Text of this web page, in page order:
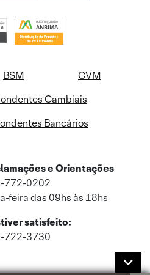
BSM
CVM
Cambiais
Bancários
e Orientações
772-0202
feira das 09hs às 18hs
satisfeito:
722-3730